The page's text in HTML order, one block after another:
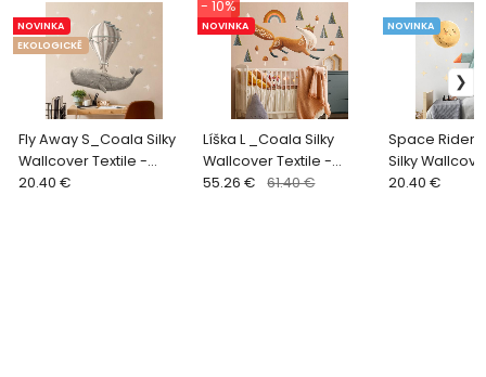
Fly Away S_Coala Silky
Wallcover Textile -
samolepiace tkané
NOVINKA
EKOLOGICKĚ
20.40 €
Líška L _Coala Silky
Wallcover Textile -
samolepiace tkané
NOVINKA
- 10%
55.26 € 61.40 €
Space Rider
Silky
samolepiace
NOVINKA
20.40 €